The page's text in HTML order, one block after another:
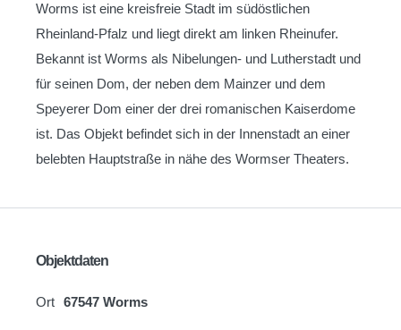
Worms ist eine kreisfreie Stadt im südöstlichen
Rheinland-Pfalz und liegt direkt am linken Rheinufer.
Bekannt ist Worms als Nibelungen- und Lutherstadt und
für seinen Dom, der neben dem Mainzer und dem
Speyerer Dom einer der drei romanischen Kaiserdome
ist. Das Objekt befindet sich in der Innenstadt an einer
belebten Hauptstraße in nähe des Wormser Theaters.
Objektdaten
Ort 67547 Worms